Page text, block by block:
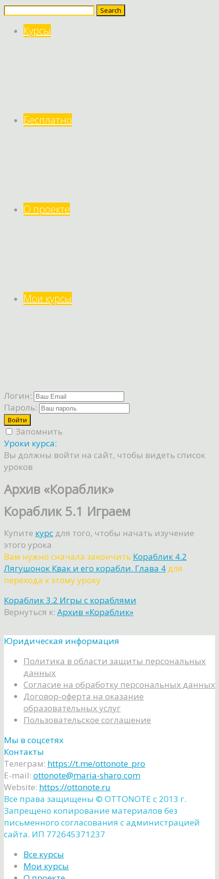
Search
Курсы
Бесплатно
О проекте
Мои курсы
Логин:
Пароль:
Запомнить
Уроки курса:
Вы должны войти на сайт, чтобы видеть список
уроков
Архив «Кораблик»
Кораблик 5.1 Играем
Купите курс для того, чтобы начать изучение
этого урока
Вам нужно сначала закончить Кораблик 4.2
Лягушонок Квак и его корабли. Глава 4для
перехода к этому уроку
Кораблик 3.2 Игры с кораблями
Вернуться к: Архив «Кораблик»
Юридическая информация
Политика в области защиты персональных
данных
Согласие на обработку персональных данных
Договор-оферта на оказание
образовательных услуг
Пользовательское соглашение
Мы в соцсетях
Контакты
Телеграм: https://t.me/ottonote_pro
E-mail: ottonote@maria-sharo.com
Website: https://ottonote.ru
Все права защищены ©️ OTTONOTE с 2013 г.
Запрещено копирование материалов без
письменного согласования с администрацией
сайта. ИП 772645371237
Все курсы
Мои курсы